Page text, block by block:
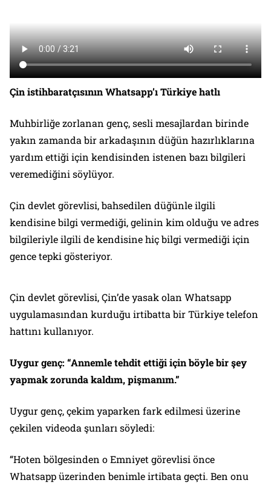
Çin istihbaratçısının Whatsapp’ı Türkiye hatlı
Muhbirliğe zorlanan genç, sesli mesajlardan birinde
yakın zamanda bir arkadaşının düğün hazırlıklarına
yardım ettiği için kendisinden istenen bazı bilgileri
veremediğini söylüyor.
Çin devlet görevlisi, bahsedilen düğünle ilgili
kendisine bilgi vermediği, gelinin kim olduğu ve adres
bilgileriyle ilgili de kendisine hiç bilgi vermediği için
gence tepki gösteriyor.
Çin devlet görevlisi, Çin’de yasak olan Whatsapp
uygulamasından kurduğu irtibatta bir Türkiye telefon
hattını kullanıyor.
Uygur genç: “Annemle tehdit ettiği için böyle bir şey
yapmak zorunda kaldım, pişmanım.”
Uygur genç, çekim yaparken fark edilmesi üzerine
çekilen videoda şunları söyledi:
“Hoten bölgesinden o Emniyet görevlisi önce
Whatsapp üzerinden benimle irtibata geçti. Ben onu